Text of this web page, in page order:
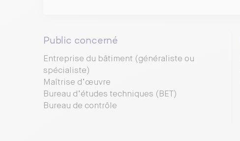
Public concerné
Entreprise du bâtiment (généraliste ou
spécialiste)
Maîtrise d’œuvre
Bureau d’études techniques (BET)
Bureau de contrôle